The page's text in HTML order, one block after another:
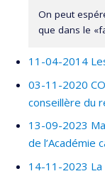
Audenrode
,
Vultur,Amélie
Société et culture
Grant programs:
Regroupements
On peut
que dans le
11-04-2014
03-11-2020
conseillère du
13-09-2023
de l’Académie
14-11-2023 La